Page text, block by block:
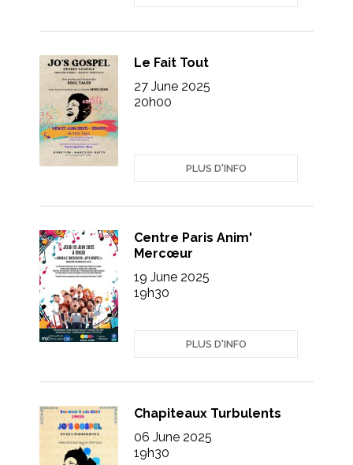
Le Fait Tout
27 June 2025
20h00
PLUS D'INFO
Centre Paris Anim'
Mercœur
19 June 2025
19h30
PLUS D'INFO
Chapiteaux Turbulents
06 June 2025
19h30